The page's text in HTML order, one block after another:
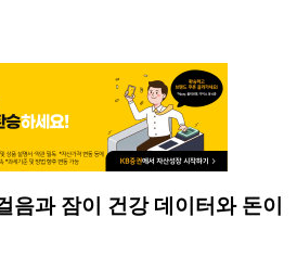
과 잠이 건강 데이터와 돈이